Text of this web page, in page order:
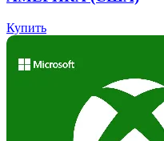
Купить